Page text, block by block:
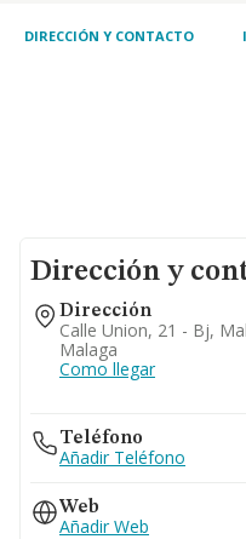
DIRECCIÓN Y CONTACTO
Dirección y
Dirección
Calle Union, 21 - Bj,
Malaga
Como llegar
Teléfono
Añadir Teléfono
Web
Añadir Web